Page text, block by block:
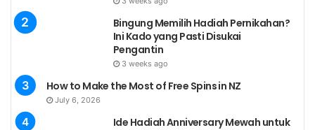
Bingung Memilih Hadiah Pernikahan?
Ini Kado yang Pasti Disukai
Pengantin
3 weeks ago
How to Make the Most of Free Spins in NZ
July 6, 2026
Ide Hadiah Anniversary Mewah untuk